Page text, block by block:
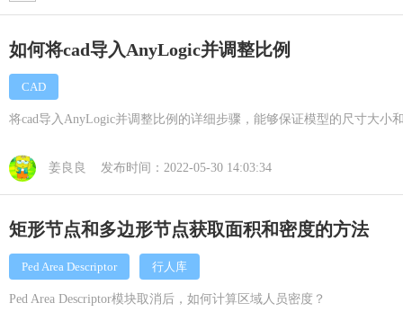
如何将cad导入AnyLogic并调整比例
CAD
将cad导入AnyLogic并调整比例的详细步骤，能够保证模型的尺寸大小
姜良良 发布时间：2022-05-30 14:03:34
矩形节点和多边形节点获取面积和密度的方法
Ped Area Descriptor 行人库
Ped Area Descriptor模块取消后，如何计算区域人员密度？